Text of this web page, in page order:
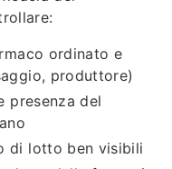
ordinato e
produttore)
presenza del
di lotto ben visibili